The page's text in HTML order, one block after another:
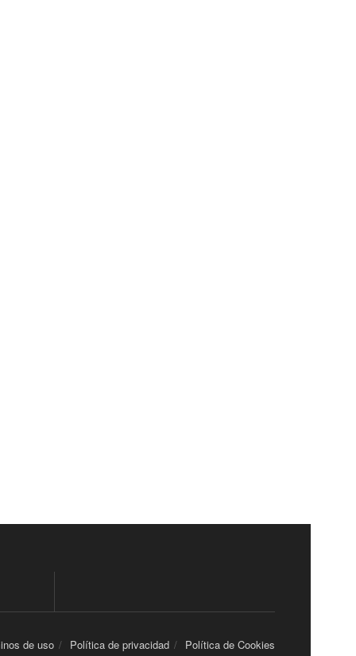
de uso Política de privacidad Política de Cookies